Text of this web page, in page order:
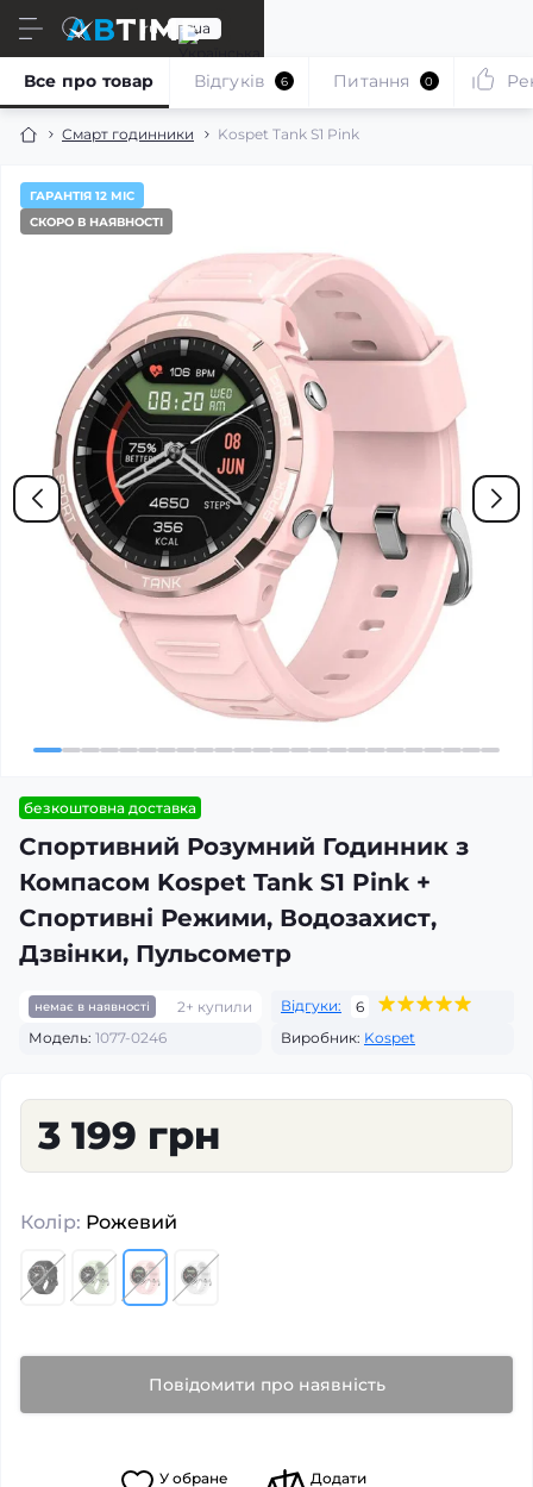
ru ua
Смарт годинники Kospet Tank S1 Pink
Все про товар Відгуків 6 Питання 0
ГАРАНТІЯ 12 МІС
СКОРО В НАЯВНОСТІ
безкоштовна доставка
Спортивний Розумний Годинник з
Компасом Kospet Tank S1 Pink +
Спортивні Режими, Водозахист,
Дзвінки, Пульсометр
немає в наявності 2+ купили Відгуки:
6
Модель: 1077-0246 Виробник: Kospet
3 199 грн
Колір: Рожевий
Повідомити про наявність
У обране
Додати